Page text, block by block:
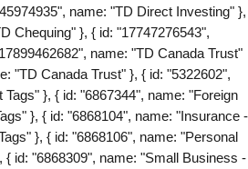
name: "TD Direct Investing" },
Chequing" }, { id: "17747276543",
name: "TD Canada Trust"
"TD Canada Trust" }, { id: "5322602",
}, { id: "6867344", name: "Foreign
}, { id: "6868104", name: "Insurance -
}, { id: "6868106", name: "Personal
{ id: "6868309", name: "Small Business -